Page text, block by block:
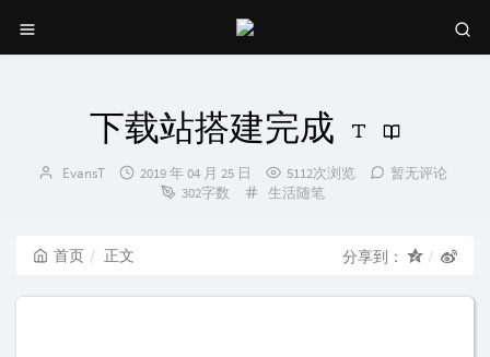
下载站搭建完成
博
EvansT
发
2019 年 04 月 25 日 5112次浏览
暂无评论
302字数
分
生活随笔
首页 正文 分享到：